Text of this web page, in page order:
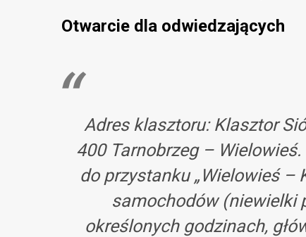
Otwarcie dla odwiedzających
Adres klasztoru: Klasztor
400 Tarnobrzeg –
do przystanku „Wielowieś –
samochodów (niewielki
określonych godzinach,